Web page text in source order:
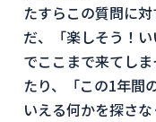
たすらこの質問に
だ、「楽しそう！
でここまで来てし
たり、「この1年間
いえる何かを探さ